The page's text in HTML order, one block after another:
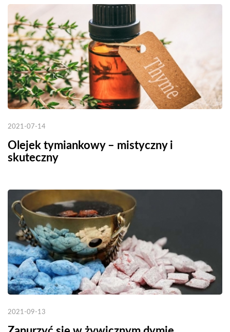
2021-07-14
Olejek tymiankowy – mistyczny i
skuteczny
2021-09-13